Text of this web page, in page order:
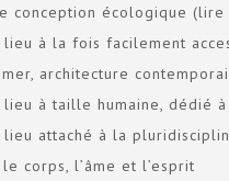
conception écologique (lire
lieu à la fois facilement
architecture
lieu à taille humaine, dédié
lieu attaché à la
corps, l’âme et l’esprit